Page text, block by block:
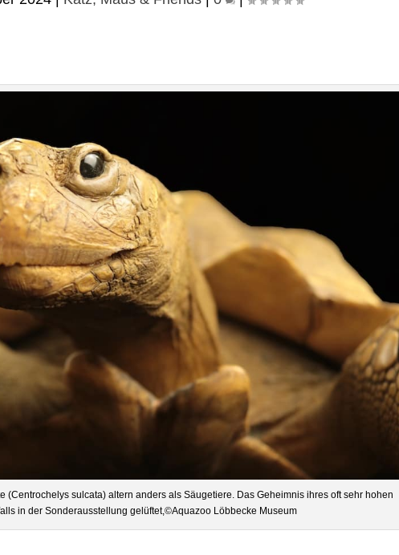
(Cen­tro­chelys sul­cata) altern anders als Säu­ge­tiere. Das Geheim­nis ihres oft sehr hohen
in der Son­der­aus­stel­lung gelüftet,©Aquazoo Löbb­ecke Museum